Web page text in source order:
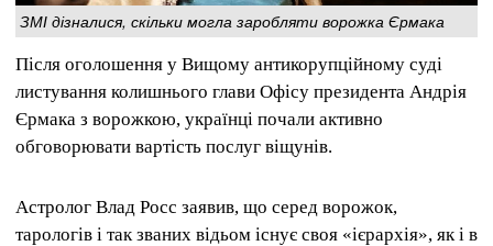
ЗМІ дізналися, скільки могла заробляти ворожка Єрмака
Після оголошення у Вищому антикорупційному суді
листування колишнього глави Офісу президента Андрія
Єрмака з ворожкою, українці почали активно
обговорювати вартість послуг віщунів.
Астролог Влад Росс заявив, що серед ворожок,
тарологів і так званих відьом існує своя «ієрархія», як і в